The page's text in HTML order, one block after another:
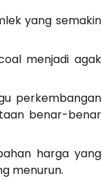
yang semakin
menjadi agak
perkembangan
benar-benar
harga yang
menurun.